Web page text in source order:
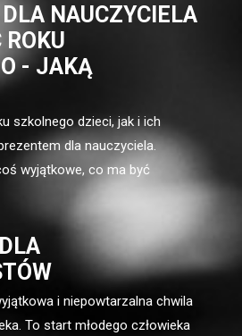
NAUCZYCIELA
- JAKĄ
szkolnego dzieci, jak i ich
dla nauczyciela.
wyjątkowe, co ma być
i niepowtarzalna chwila
To start młodego człowieka